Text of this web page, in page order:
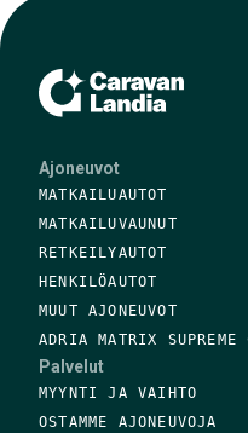
Ajoneuvot
MATKAILUAUTOT
MATKAILUVAUNUT
RETKEILYAUTOT
HENKILÖAUTOT
MUUT AJONEUVOT
ADRIA MATRIX
Palvelut
MYYNTI JA VAIHTO
OSTAMME AJONEUVOJA